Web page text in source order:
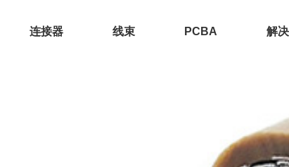
连接器 线束 PCBA 解